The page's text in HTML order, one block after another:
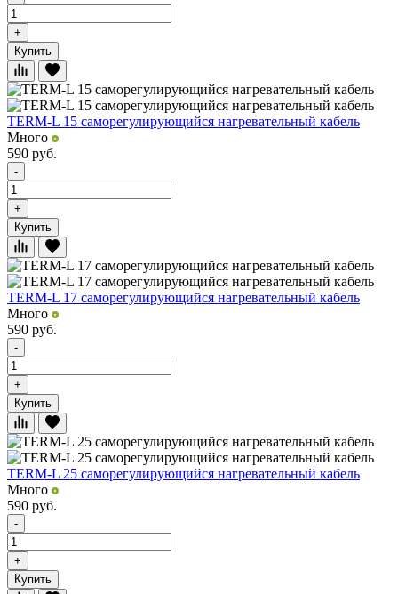
+
Купить
TERM-L 15 саморегулирующийся нагревательный кабель
Много
590 руб.
-
+
Купить
TERM-L 17 саморегулирующийся нагревательный кабель
Много
590 руб.
-
+
Купить
TERM-L 25 саморегулирующийся нагревательный кабель
Много
590 руб.
-
+
Купить